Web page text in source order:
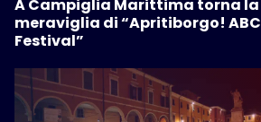
A Campiglia Marittima torna la
meraviglia di “Apritiborgo! ABC
Festival”